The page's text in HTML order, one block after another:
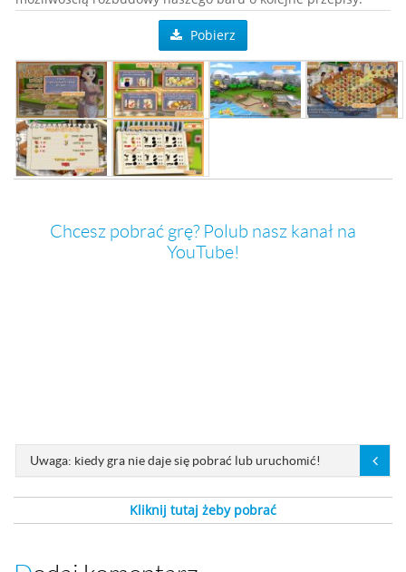
Pobierz
Chcesz pobrać grę? Polub nasz kanał na
YouTube!
Uwaga: kiedy gra nie daje się pobrać lub uruchomić!
Kliknij tutaj żeby pobrać